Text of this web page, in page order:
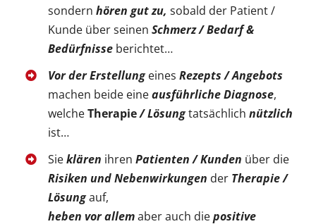
sondernhören gut zu, sobald der Patient /
Kunde über seinenSchmerz / Bedarf &
Bedürfnisse berichtet…
Vor der ErstellungeinesRezepts / Angebots
machen beide eineausführliche Diagnose,
welcheTherapie/ Lösungtatsächlichnützlich
ist…
Sieklären ihrenPatienten / Kunden über die
Risiken und Nebenwirkungen der Therapie /
Lösungauf,
heben vor allemaber auch diepositive